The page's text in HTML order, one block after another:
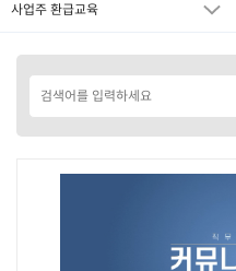
사업주 환급교육